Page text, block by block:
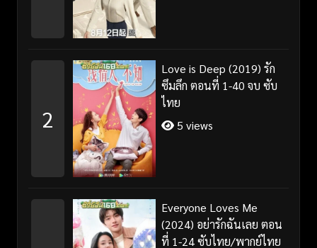
2
Love is Deep (2019) รัก
ซึมลึก ตอนที่ 1-40 จบ ซับ
ไทย
5 views
Everyone Loves Me
(2024) อย่ารักฉันเลย ตอน
ที่ 1-24 ซับไทย/พากย์ไทย